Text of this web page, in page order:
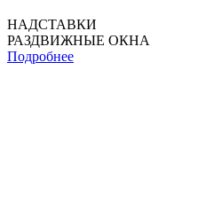
НАДСТАВКИ
РАЗДВИЖНЫЕ ОКНА
Подробнее